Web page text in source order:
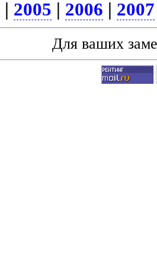
| 2005 | 2006 | 2007
Для ваших